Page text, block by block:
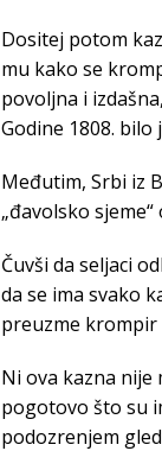
Dositej potom
mu kako se
povoljna i
Godine 1808.
Međutim, Srbi iz
„đavolsko
Čuvši da seljaci
da se ima svako
preuzme krompir
Ni ova kazna
pogotovo što su
podozrenjem